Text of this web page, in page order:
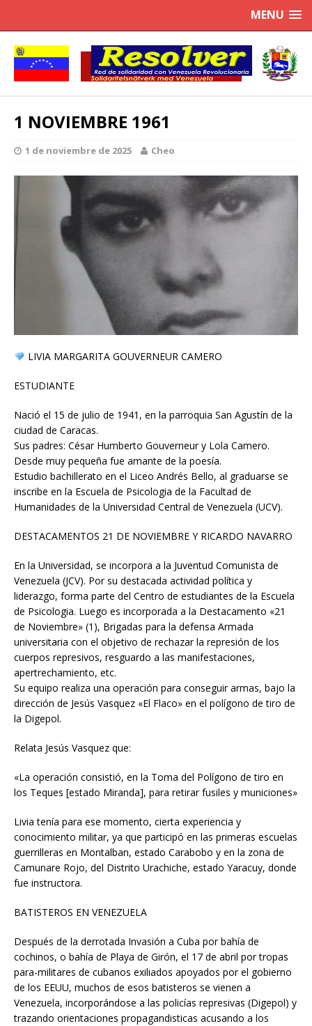
MENU
1 NOVIEMBRE 1961
1 de noviembre de 2025 Cheo
LIVIA MARGARITA GOUVERNEUR CAMERO
ESTUDIANTE
Nació el 15 de julio de 1941, en la parroquia San Agustín de la
ciudad de Caracas.
Sus padres: César Humberto Gouverneur y Lola Camero.
Desde muy pequeña fue amante de la poesía.
Estudio bachillerato en el Liceo Andrés Bello, al graduarse se
inscribe en la Escuela de Psicologia de la Facultad de
Humanidades de la Universidad Central de Venezuela (UCV).
DESTACAMENTOS 21 DE NOVIEMBRE Y RICARDO NAVARRO
En la Universidad, se incorpora a la Juventud Comunista de
Venezuela (JCV). Por su destacada actividad política y
liderazgo, forma parte del Centro de estudiantes de la Escuela
de Psicologia. Luego es incorporada a la Destacamento «21
de Noviembre» (1), Brigadas para la defensa Armada
universitaria con el objetivo de rechazar la represión de los
cuerpos represivos, resguardo a las manifestaciones,
apertrechamiento, etc.
Su equipo realiza una operación para conseguir armas, bajo la
dirección de Jesús Vasquez «El Flaco» en el polígono de tiro de
la Digepol.
Relata Jesús Vasquez que:
«La operación consistió, en la Toma del Polígono de tiro en
los Teques [estado Miranda], para retirar fusiles y municiones»
Livia tenía para ese momento, cierta experiencia y
conocimiento militar, ya que participó en las primeras escuelas
guerrilleras en Montalban, estado Carabobo y en la zona de
Camunare Rojo, del Distrito Urachiche, estado Yaracuy, donde
fue instructora.
BATISTEROS EN VENEZUELA
Después de la derrotada Invasión a Cuba por bahía de
cochinos, o bahía de Playa de Girón, el 17 de abril por tropas
para-militares de cubanos exiliados apoyados por el gobierno
de los EEUU, muchos de esos batisteros se vienen a
Venezuela, incorporándose a las policías represivas (Digepol) y
trazando orientaciones propagandisticas acusando a los